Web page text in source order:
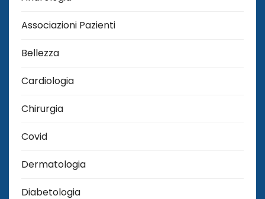
Associazioni Pazienti
Bellezza
Cardiologia
Chirurgia
Covid
Dermatologia
Diabetologia